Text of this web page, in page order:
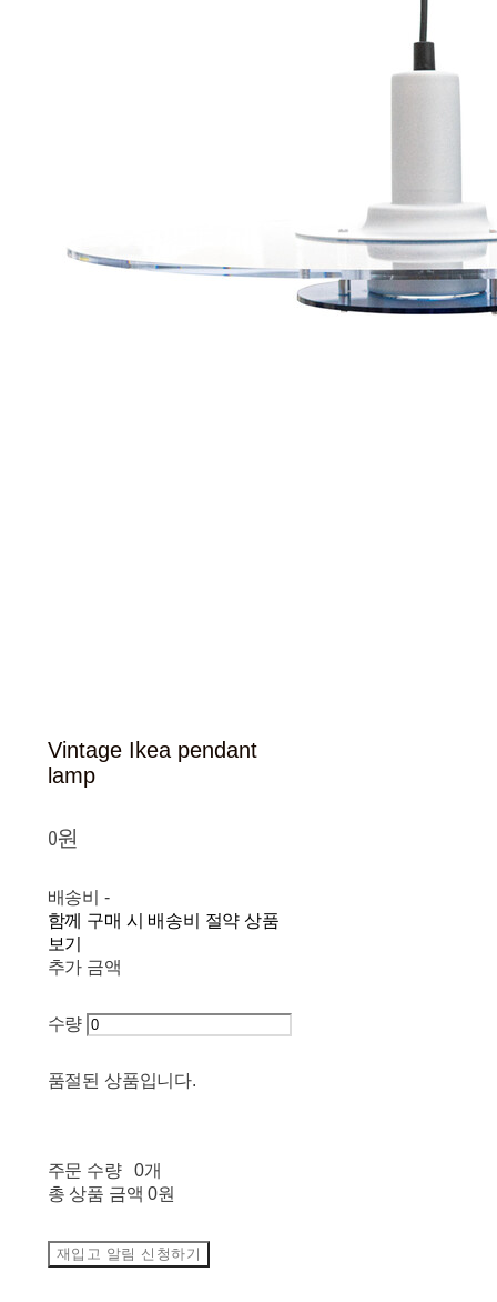
Vintage Ikea pendant
lamp
0원
배송비 -
함께 구매 시 배송비 절약 상품
보기
추가 금액
수량
품절된 상품입니다.
주문 수량
0개
총 상품 금액 0원
재입고 알림 신청하기